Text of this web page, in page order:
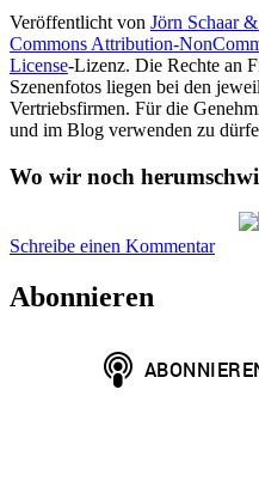
Veröffentlicht von Jörn Schaar
Commons Attribution-
License-Lizenz. Die Rechte an
Szenenfotos liegen bei den
Vertriebsfirmen. Für die
und im Blog verwenden zu
Wo wir noch
Schreibe einen Kommentarzu
Hai
Abonnieren